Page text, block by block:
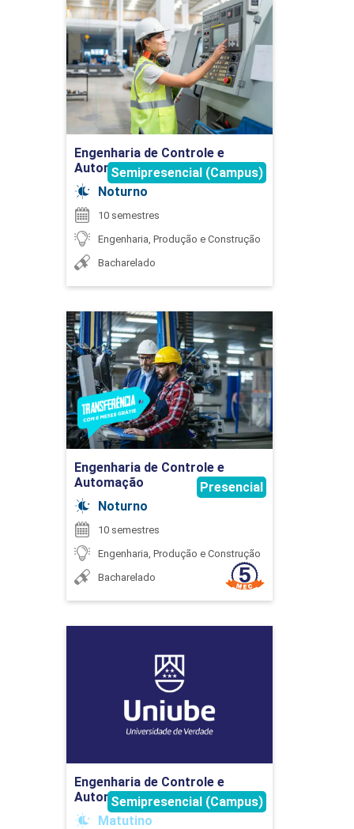
ESTRUTURAS DE TRANSPORTES
45
ESTRUTURAS METÁLICAS E DE MADEIRA
45
ESTUDOS INTEGRADOS EM ENGENHARIA
CIVIL
EXPRESSÃO GRÁFICA
90
EXTENSÃO
Engenharia de Controle e
Automação
Noturno
Semipresencial (Campus)
10 semestres
Engenharia, Produção e Construção
Bacharelado
Engenharia de Controle e
Automação
Detalhes do curso
Ir para Inscrição
Engenharia de Controle e
Automação
Noturno
Presencial
10 semestres
Engenharia, Produção e Construção
Bacharelado
Engenharia de Controle e
Automação
Detalhes do curso
Ir para Inscrição
Engenharia de Controle e
Automação
Matutino
Semipresencial (Campus)
Detalhes do curso